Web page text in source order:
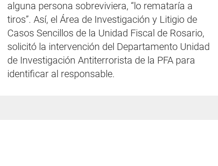
alguna persona sobreviviera, “lo remataría a
tiros”. Así, el Área de Investigación y Litigio de
Casos Sencillos de la Unidad Fiscal de Rosario,
solicitó la intervención del Departamento Unidad
de Investigación Antiterrorista de la PFA para
identificar al responsable.